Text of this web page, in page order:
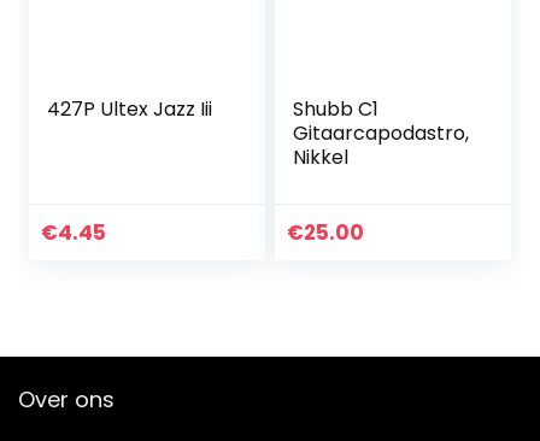
427P Ultex Jazz Iii
€4.45
Shubb C1
Gitaarcapodastro,
Nikkel
€25.00
Over ons